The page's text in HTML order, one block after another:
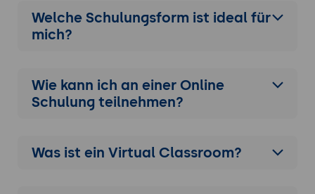
Welche Schulungsform ist ideal für
mich?
Wie kann ich an einer Online
Schulung teilnehmen?
Was ist ein Virtual Classroom?